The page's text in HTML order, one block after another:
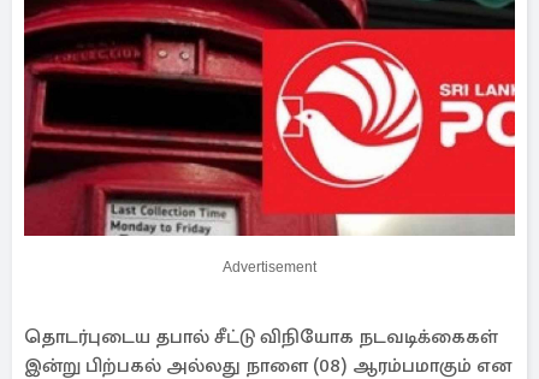
Advertisement
தொடர்புடைய தபால் சீட்டு விநியோக நடவடிக்கைகள்
இன்று பிற்பகல் அல்லது நாளை (08) ஆரம்பமாகும் என